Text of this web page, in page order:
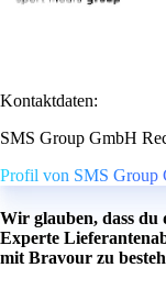
Kontaktdaten:
SMS Group GmbH
Profil von SMS Group
Wir glauben, dass du
Experte
mit Bravour zu